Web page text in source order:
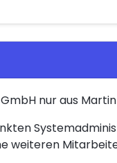
nur aus
weiteren